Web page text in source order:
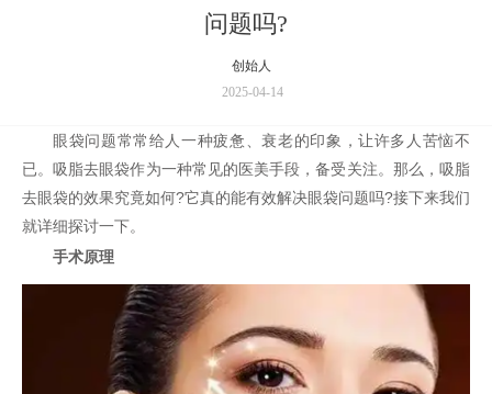
问题吗?
创始人
2025-04-14
眼袋问题常常给人一种疲惫、衰老的印象，让许多人苦恼不
已。吸脂去眼袋作为一种常见的医美手段，备受关注。那么，吸脂
去眼袋的效果究竟如何?它真的能有效解决眼袋问题吗?接下来我们
就详细探讨一下。
手术原理